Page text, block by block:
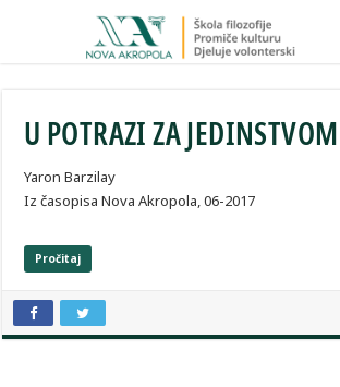
U POTRAZI ZA JEDINSTVOM
Yaron Barzilay
Iz časopisa Nova Akropola, 06-2017
Pročitaj